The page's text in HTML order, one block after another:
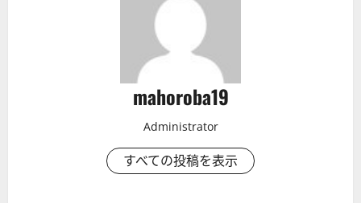
mahoroba19
Administrator
すべての投稿を表示